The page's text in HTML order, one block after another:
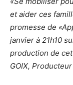
et aider ces
promesse de
janvier à 21h10
production de
GOIX,